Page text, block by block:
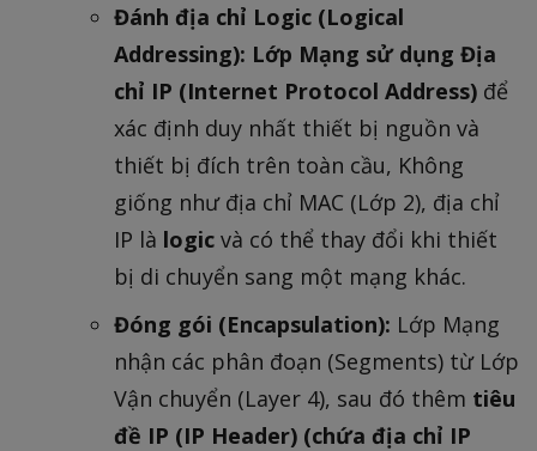
Đánh địa chỉ Logic (Logical
Addressing): Lớp Mạng sử dụng Địa
chỉ IP (Internet Protocol Address) để
xác định duy nhất thiết bị nguồn và
thiết bị đích trên toàn cầu, Không
giống như địa chỉ MAC (Lớp 2), địa chỉ
IP là logic và có thể thay đổi khi thiết
bị di chuyển sang một mạng khác.
Đóng gói (Encapsulation): Lớp Mạng
nhận các phân đoạn (Segments) từ Lớp
Vận chuyển (Layer 4), sau đó thêm tiêu
đề IP (IP Header) (chứa địa chỉ IP